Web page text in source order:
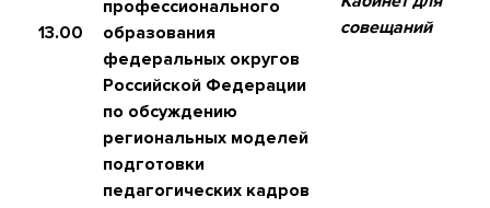
13.00
профессионального
образования
федеральных округов
Российской Федерации
по обсуждению
региональных моделей
подготовки
педагогических кадров
совещаний